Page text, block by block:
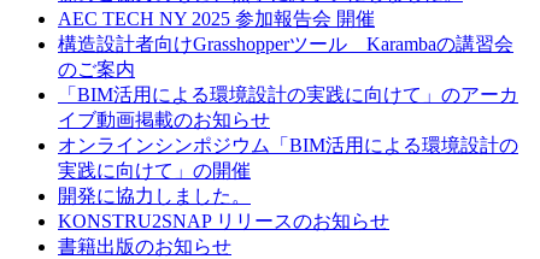
AEC TECH NY 2025 参加報告会 開催
構造設計者向けGrasshopperツール Karambaの講習会
のご案内
「BIM活用による環境設計の実践に向けて」のアーカ
イブ動画掲載のお知らせ
オンラインシンポジウム「BIM活用による環境設計の
実践に向けて」の開催
開発に協力しました。
KONSTRU2SNAP リリースのお知らせ
書籍出版のお知らせ